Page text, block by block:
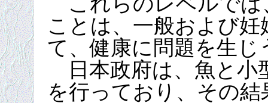
ことは、一般および
て、健康に問題を生じ
日本政府は、魚と小
を行っており、その